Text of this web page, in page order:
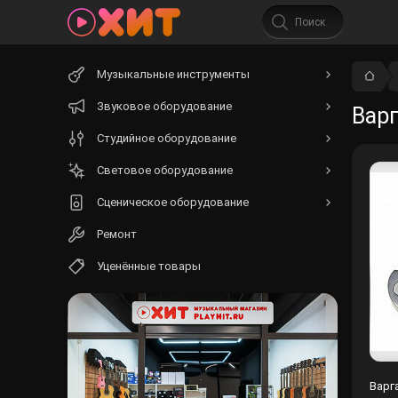
Музыкальные инструменты
Звуковое оборудование
Студийное оборудование
Световое оборудование
Сценическое оборудование
Ремонт
Уценённые товары